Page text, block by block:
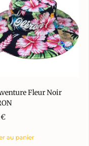
Fleur Noir
€
au panier